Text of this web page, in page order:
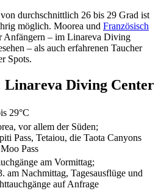
durchschnittlich 26 bis 29 Grad ist
möglich. Moorea und Französisch
Anfängern – im Linareva Diving
– als auch erfahrenen Taucher
Spots.
Linareva Diving Center
29°C
vor allem der Süden;
Pass, Tetaiou, die Taota Canyons
Pass
am Vormittag;
am Nachmittag, Tagesausflüge und
auf Anfrage